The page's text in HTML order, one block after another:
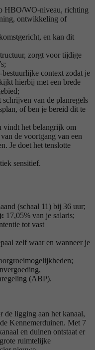
HBO/WO-niveau, richting
ontwikkeling of
en kan dit
zorgt voor tijdige
context zodat je
hierbij met een brede
schrijven van de planregels
of ben je bereid dit te
vindt het belangrijk om
de voortgang van een
Je doet het tenslotte
sensitief.
(schaal 11) bij 36 uur;
17,05% van je salaris;
tot vast
zelf waar en wanneer je
(ABP).
de ligging aan het kanaal,
Kennemerduinen. Met 7
en duinen ontstaat er
ruimtelijke